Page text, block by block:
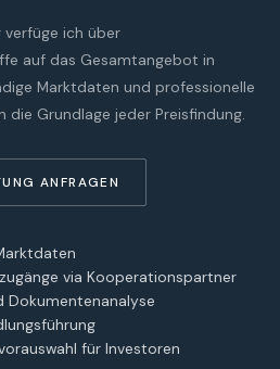
ich über
auf das Gesamtangebot in
Marktdaten und professionelle
die Grundlage jeder Preisfindung.
ANFRAGEN
via Kooperationspartner
Dokumentenanalyse
für Investoren